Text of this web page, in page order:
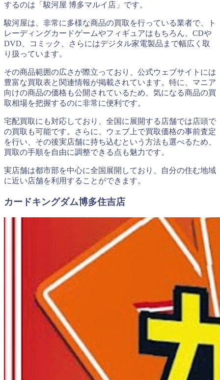
するのは「駿河屋 博多マルイ店」です。
駿河屋は、非常に多様な商品の買取を行っている業者で、ト
レーディングカードゲームやフィギュアはもちろん、CDや
DVD、コミック、さらにはデジタル家電製品まで幅広く取
り扱っています。
その商品範囲の広さが際立っており、公式ウェブサイトには
豊富な買取表と関連情報が掲載されています。特に、マニア
向けの商品の価格も公開されているため、気になる商品の買
取相場を把握するのに非常に便利です。
宅配買取にも対応しており、全国に展開する店舗では店頭で
の買取も可能です。さらに、ウェブ上で買取価格の事前査定
を行い、その後実店舗に持ち込むという方法も選べるため、
買取の手順を自由に調整できる点も魅力です。
実店舗は都市部を中心に全国展開しており、自分の住む地域
に近い店舗を利用することができます。
カードキングダム博多住吉店